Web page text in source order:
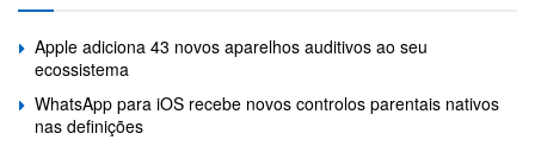
Apple adiciona 43 novos aparelhos auditivos ao seu
ecossistema
WhatsApp para iOS recebe novos controlos parentais nativos
nas definições